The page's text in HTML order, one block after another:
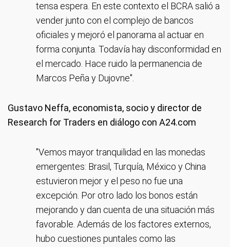
tensa espera. En este contexto el BCRA salió a
vender junto con el complejo de bancos
oficiales y mejoró el panorama al actuar en
forma conjunta. Todavía hay disconformidad en
el mercado. Hace ruido la permanencia de
Marcos Peña y Dujovne".
Gustavo Neffa, economista, socio y director de
Research for Traders en diálogo con A24.com
"Vemos mayor tranquilidad en las monedas
emergentes: Brasil, Turquía, México y China
estuvieron mejor y el peso no fue una
excepción. Por otro lado los bonos están
mejorando y dan cuenta de una situación más
favorable. Además de los factores externos,
hubo cuestiones puntales como las